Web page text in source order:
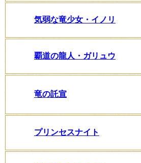
気弱な竜少女・イノリ
覇道の龍人・ガリュウ
竜の託宣
プリンセスナイト